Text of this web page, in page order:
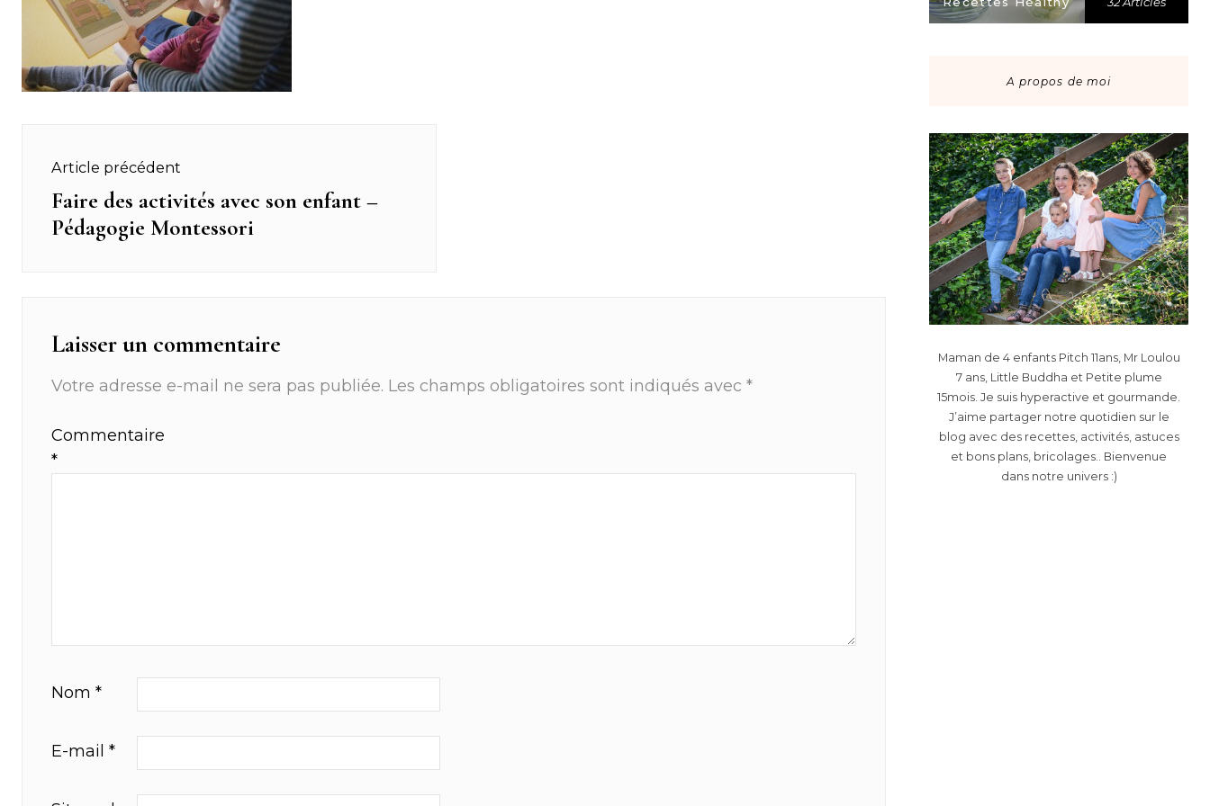
de
l’article
Article précédent
Previous
post:
Faire des activités avec son enfant –
Pédagogie Montessori
Laisser un commentaire
Votre adresse e-mail ne sera pas publiée. Les champs obligatoires sont indiqués avec*
Commentaire
*
Nom*
E-mail*
A propos de moi
Maman de 4 enfants Pitch 11ans, Mr Loulou
7 ans, Little Buddha et Petite plume
15mois. Je suis hyperactive et gourmande.
J’aime partager notre quotidien sur le
blog avec des recettes, activités, astuces
et bons plans, bricolages.. Bienvenue
dans notre univers :)